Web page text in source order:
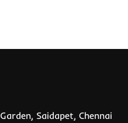
Saidapet, Chennai